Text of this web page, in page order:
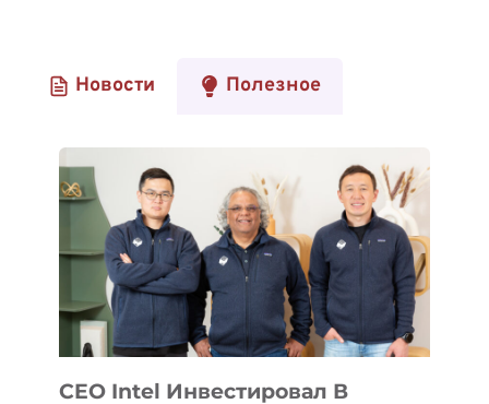
Новости Полезное
CEO Intel Инвестировал В